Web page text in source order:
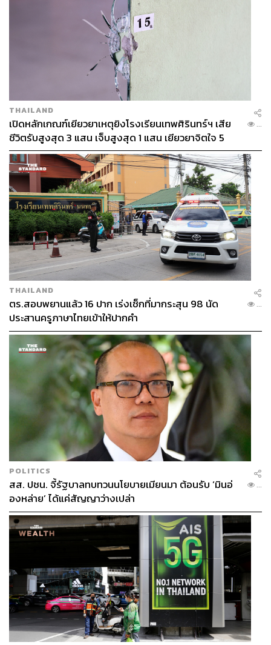
THAILAND
เปิดหลักเกณฑ์เยียวยาเหตุยิงโรงเรียนเทพศิรินทร์ฯ เสีย
ชีวิตรับสูงสุด 3 แสน เจ็บสูงสุด 1 แสน เยียวยาจิตใจ 5
ระดับ
...
THAILAND
ตร.สอบพยานแล้ว 16 ปาก เร่งเช็กที่มากระสุน 98 นัด
ประสานครูภาษาไทยเข้าให้ปากคำ
...
POLITICS
สส. ปชน. จี้รัฐบาลทบทวนนโยบายเมียนมา ต้อนรับ ‘มินอ่
องหล่าย’ ได้แค่สัญญาว่างเปล่า
...